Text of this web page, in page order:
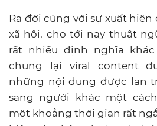
Ra đời cùng với sự xuất
xã hội, cho tới nay thuật
rất nhiều định nghĩa
chung lại viral content
những nội dung được lan
sang người khác một
một khoảng thời gian rất